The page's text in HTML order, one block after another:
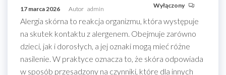
17 marca 2026 Autor admin Wyłączony
Alergia skórna to reakcja organizmu, która występuje
na skutek kontaktu z alergenem. Obejmuje zarówno
dzieci, jak i dorosłych, a jej oznaki mogą mieć różne
nasilenie. W praktyce oznacza to, że skóra odpowiada
w sposób przesadzony na czynniki, które dla innych